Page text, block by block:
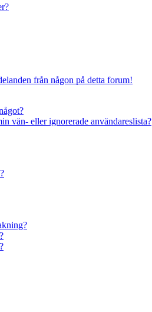
från någon på detta forum!
vän- eller ignorerade användareslista?